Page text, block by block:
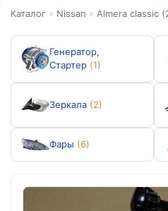
Каталог » Nissan » Almera classic
Генератор,
Стартер (1)
Зеркала (2)
Фары (6)